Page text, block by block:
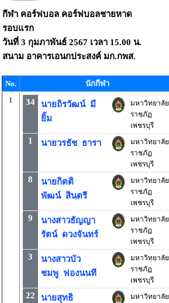
กีฬา คอร์ฟบอล คอร์ฟบอลชายหาด
รอบแรก
วันที่ 3 กุมภาพันธ์ 2567 เวลา 15.00 น.
สนาม อาคารเอนกประสงค์ มก.กพส.
No. นักกีฬา
1
34
นายถิรวัฒน์ มี
ยิ้ม
มหาวิทยาลัย
ราชภัฏ
เพชรบุรี
1 นายวรธัช ธารา
มหาวิทยาลัย
ราชภัฏ
เพชรบุรี
8
นายกิตติ
พัฒน์ สินตรี
มหาวิทยาลัย
ราชภัฏ
เพชรบุรี
9
นางสาวธัญญา
รัตน์ ดวงจันทร์
มหาวิทยาลัย
ราชภัฏ
เพชรบุรี
3
นางสาวบัว
ชมพู ฟองนนที
มหาวิทยาลัย
ราชภัฏ
เพชรบุรี
22
นายสุทธิ
มหาวิทยาลัย